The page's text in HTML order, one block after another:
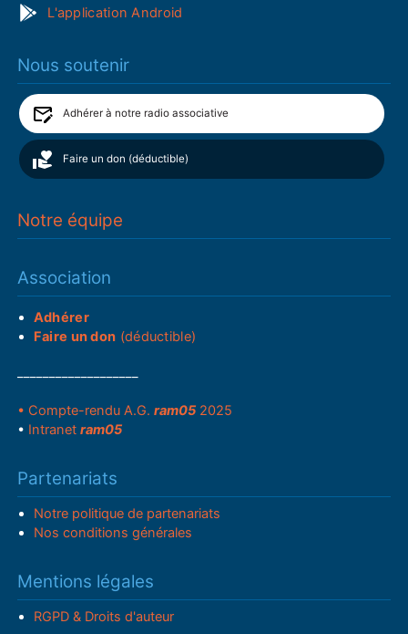
L'application Android
Nous soutenir
Adhérer à notre radio associative
Faire un don (déductible)
Notre équipe
Association
Adhérer
Faire un don (déductible)
• Compte-rendu A.G.ram05 2025
• Intranetram05
Partenariats
Notre politique de partenariats
Nos conditions générales
Mentions légales
RGPD & Droits d'auteur